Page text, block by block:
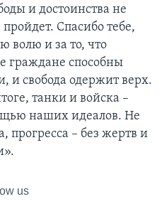
и достоинства не
Спасибо тебе,
волю и за то, что
граждане способны
и свобода одержит верх.
танки и войска –
наших идеалов. Не
прогресса – без жертв и
us